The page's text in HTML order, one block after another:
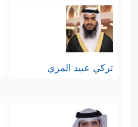
تركي عبيد المري